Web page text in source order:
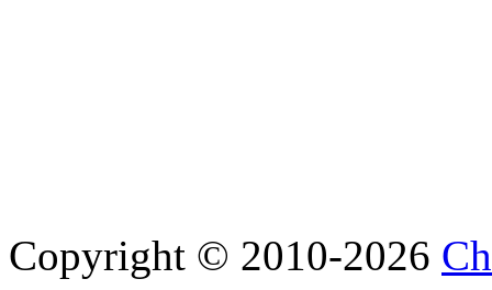
Copyright © 2010-2026